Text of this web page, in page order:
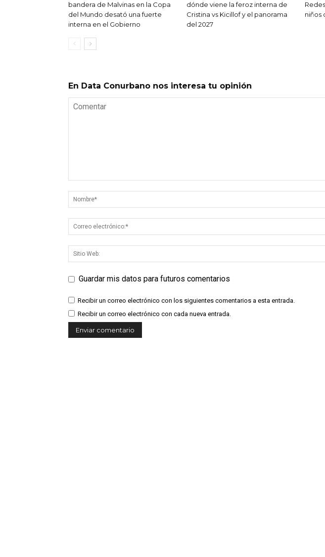
bandera de Malvinas en la Copa
del Mundo desató una fuerte
interna en el Gobierno
dónde viene la feroz interna de
Cristina vs Kicillof y el panorama
del 2027
niños
En Data Conurbano nos interesa tu opinión
Guardar mis datos para futuros comentarios
Recibir un correo electrónico con los siguientes comentarios a esta entrada.
Recibir un correo electrónico con cada nueva entrada.